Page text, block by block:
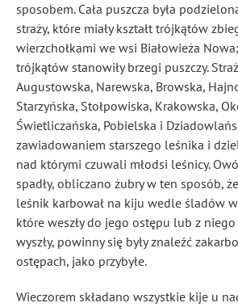
sposobem. Cała puszcza była
straży, które miały kształt trójkątów
wierzchołkami we wsi Białowieża
trójkątów stanowiły brzegi puszczy.
Augustowska, Narewska, Browska,
Starzyńska, Stołpowiska, Krakowska,
Świetliczańska, Pobielska i
zawiadowaniem starszego leśnika i
nad którymi czuwali młodsi leśnicy.
spadły, obliczano żubry w ten sposób,
leśnik karbował na kiju wedle śladów
które weszły do jego ostępu lub z niego
wyszły, powinny się były znaleźć
ostępach, jako przybyłe.
Wieczorem składano wszystkie kije u